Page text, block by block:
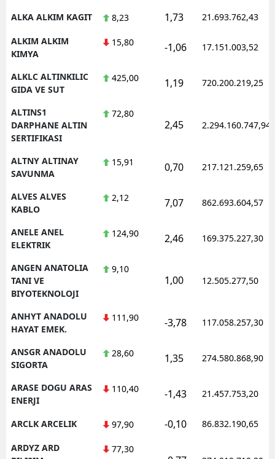
ALKA ALKIM KAGIT 8,23 1,73 21.693.762,43
ALKIM ALKIM
KIMYA
15,80 -1,06 17.151.003,52
ALKLC ALTINKILIC
GIDA VE SUT
425,00 1,19 720.200.219,25
ALTINS1
DARPHANE ALTIN
SERTIFIKASI
72,80
2,45 2.294.160.747,94
ALTNY ALTINAY
SAVUNMA
15,91 0,70 217.121.259,65
ALVES ALVES
KABLO
2,12 7,07 862.693.604,57
ANELE ANEL
ELEKTRIK
124,90 2,46 169.375.227,30
ANGEN ANATOLIA
TANI VE
BIYOTEKNOLOJI
9,10
1,00 12.505.277,50
ANHYT ANADOLU
HAYAT EMEK.
111,90 -3,78 117.058.257,30
ANSGR ANADOLU
SIGORTA
28,60 1,35 274.580.868,90
ARASE DOGU ARAS
ENERJI
110,40 -1,43 21.457.753,20
ARCLK ARCELIK 97,90 -0,10 86.832.190,65
ARDYZ ARD
77,30